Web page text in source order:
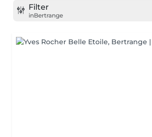
Filter
inBertrange